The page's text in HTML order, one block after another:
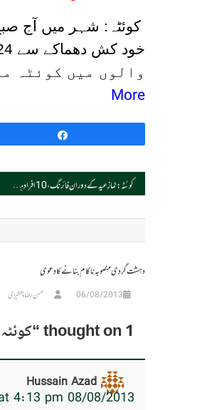
کوئٹہ: شہر میں آج
خود کش دھماکے سے 24 افراد ہلاک اور 40
والوں میں کوئٹہ
More
Post
navigation
کوئٹہ: نمازِ عید کے دوران فائرنگ، 10افراد ہلاک
دہشت گردی منصوبہ ناکام بنانے کا دعوی
06/08/2013 حسن رضا چنگیزی
1 thought on “
Hussain Azad
08/08/2013 at 4:13 pm